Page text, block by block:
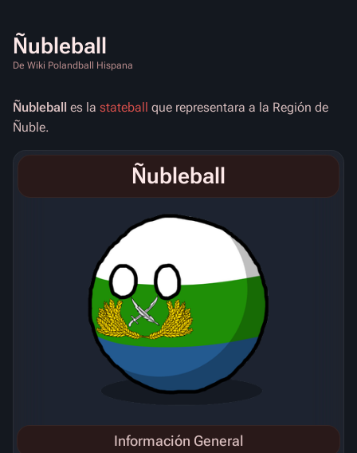
Ñubleball
De Wiki Polandball Hispana
Ñubleball es la stateball que representara a la Región de
Ñuble.
Ñubleball
Información General